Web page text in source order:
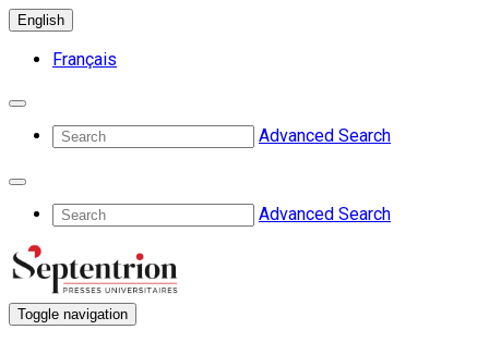
English
Français
Advanced Search
Advanced Search
Toggle navigation